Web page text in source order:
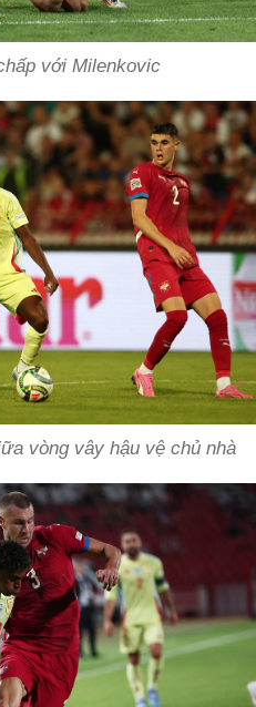
với Milenkovic
vòng vây hậu vệ chủ nhà